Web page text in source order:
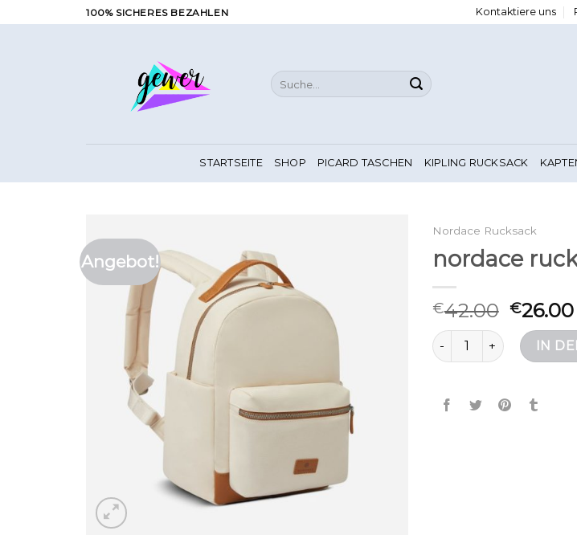
Inhalt
100% SICHERES BEZAHLEN Kontaktiere uns
Suche
nach:
STARTSEITE SHOP PICARD TASCHEN KIPLING RUCKSACK
Angebot!
Nordace Rucksack
nordace
€42.00 €26.00
nordace rucksack IN